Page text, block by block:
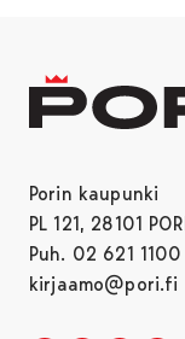
Porin kaupunki
PL 121, 28101
Puh. 02 621 1100
kirjaamo@pori.fi